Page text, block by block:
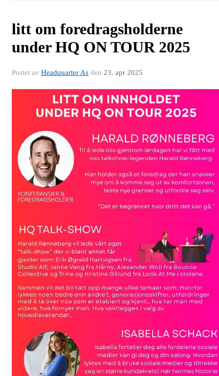
litt om foredragsholderne
under HQ ON TOUR 2025
Postet av Headquarter As den 23. apr 2025